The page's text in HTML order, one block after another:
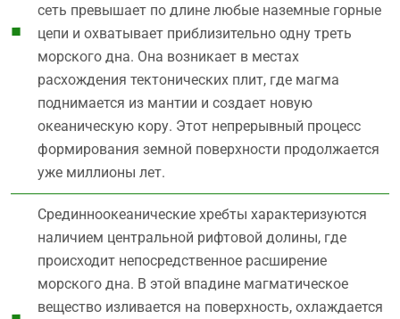
сеть превышает по длине любые наземные горные
цепи и охватывает приблизительно одну треть
морского дна. Она возникает в местах
расхождения тектонических плит, где магма
поднимается из мантии и создает новую
океаническую кору. Этот непрерывный процесс
формирования земной поверхности продолжается
уже миллионы лет.
Срединноокеанические хребты характеризуются
наличием центральной рифтовой долины, где
происходит непосредственное расширение
морского дна. В этой впадине магматическое
вещество изливается на поверхность, охлаждается